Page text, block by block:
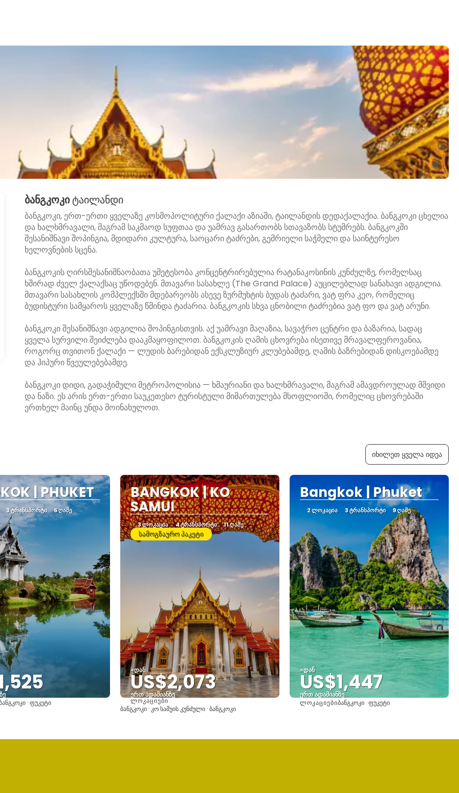
ბანგკოკიტაილანდი
ბანგკოკი, ერთ-ერთი ყველაზე კოსმოპოლიტური ქალაქი აზიაში, ტაილანდის დედაქალაქია. ბანგკოკი ცხელია
და ხალხმრავალი, მაგრამ საკმაოდ სუფთაა და უამრავ გასართობს სთავაზობს სტუმრებს. ბანგკოკში
შესანიშნავი შოპინგია, მდიდარი კულტურა, საოცარი ტაძრები, გემრიელი საჭმელი და საინტერესო
ხელოვნების სცენა.
ბანგკოკის ღირსშესანიშნაობათა უმეტესობა კონცენტრირებულია რატანაკოსინის კუნძულზე, რომელსაც
ხშირად ძველ ქალაქსაც უწოდებენ. მთავარი სასახლე (The Grand Palace) აუცილებლად სანახავი ადგილია.
მთავარი სასახლის კომპლექსში მდებარეობს ასევე ზურმუხტის ბუდას ტაძარი, ვატ ფრა კეო, რომელიც
ბუდისტური სამყაროს ყველაზე წმინდა ტაძარია. ბანგკოკის სხვა ცნობილი ტაძრებია ვატ ფო და ვატ არუნი.
ბანგკოკი შესანიშნავი ადგილია შოპინგისთვის. აქ უამრავი მაღაზია, სავაჭრო ცენტრი და ბაზარია, სადაც
ყველა სურვილი შეიძლება დააკმაყოფილოთ. ბანგკოკის ღამის ცხოვრება ისეთივე მრავალფეროვანია,
როგორც თვითონ ქალაქი — ლუდის ბარებიდან ექსკლუზიურ კლუბებამდე, ღამის ბაზრებიდან დისკოებამდე
და ჰიპური წვეულებებამდე.
ბანგკოკი დიდი, გადაჭიმული მეტროპოლისია — ხმაურიანი და ხალხმრავალი, მაგრამ ამავდროულად მშვიდი
და ნაზი. ეს არის ერთ-ერთი საუკეთესო ტურისტული მიმართულება მსოფლიოში, რომელიც ცხოვრებაში
ერთხელ მაინც უნდა მოინახულოთ.
იხილეთ ყველა იდეა
| PHUKET
3 ᲢᲠᲐᲜᲡᲞᲝᲠᲢᲘ 6 ᲦᲐᲛᲔ
იხილეთ
· ფუკეტი
BANGKOK | KO
SAMUI
3 ᲚᲝᲙᲐᲪᲘᲐ 4 ᲢᲠᲐᲜᲡᲞᲝᲠᲢᲘ 11 ᲦᲐᲛᲔ
სამოგზაურო პაკეტი
-დან
US$2,073
ერთ ადამიანზე
იხილეთ
ᲚᲝᲙᲐᲪᲘᲔᲑᲘ
ბანგკოკი · კო სამუის კუნძული · ბანგკოკი
Bangkok | Phuket
2 ᲚᲝᲙᲐᲪᲘᲐ 3 ᲢᲠᲐᲜᲡᲞᲝᲠᲢᲘ 9 ᲦᲐᲛᲔ
-დან
US$1,447
ერთ ადამიანზე
იხილეთ
ᲚᲝᲙᲐᲪᲘᲔᲑᲘბანგკოკი · ფუკეტი